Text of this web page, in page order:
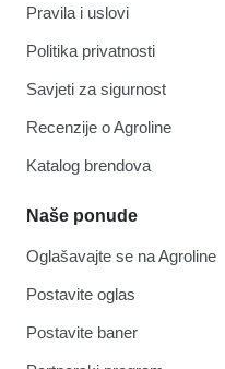
Pravila i uslovi
Politika privatnosti
Savjeti za sigurnost
Recenzije o Agroline
Katalog brendova
Naše ponude
Oglašavajte se na Agroline
Postavite oglas
Postavite baner